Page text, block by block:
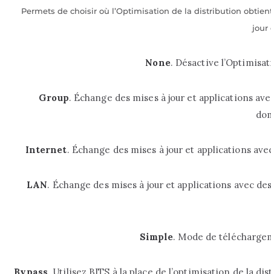
Permets de choisir où l’Optimisation de la distribution
jour
None. Désactive
Group. Échange des mises à jour et applications
Internet. Échange des mises à jour et applications
LAN. Échange des mises à jour et applications avec
Simple. Mode de